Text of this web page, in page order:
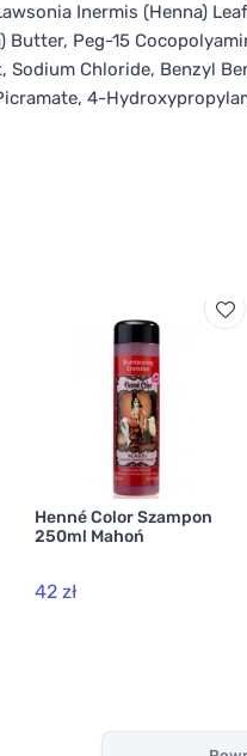
Inermis (Henna)
Butter, Peg-15
Sodium Chloride, Benzyl
4-
Henné Color Szampon
250ml Mahoń
42 zł